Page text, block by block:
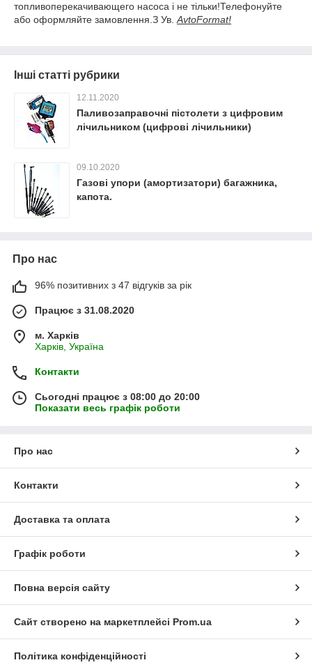
топливоперекачивающего насоса і не тільки!Телефонуйте
або оформляйте замовлення.З Ув.AvtoFormat!
Інші статті рубрики
12.11.2020
Паливозаправочні пістолети з цифровим
лічильником (цифрові лічильники)
09.10.2020
Газові упори (амортизатори) багажника,
капота.
Про нас
96% позитивних з 47 відгуків за рік
Працює з 31.08.2020
м. Харків
Харків, Україна
Контакти
Сьогодні працює з 08:00 до 20:00
Показати весь графік роботи
Про нас
Контакти
Доставка та оплата
Графік роботи
Повна версія сайту
Сайт створено на маркетплейсі Prom.ua
Політика конфіденційності